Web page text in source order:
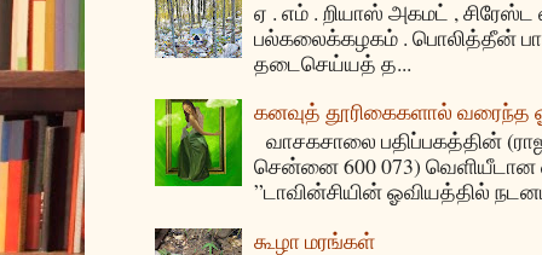
ஏ . எம் . றியாஸ் அகமட் , சிரேஸ்ட
பல்கலைக்கழகம் . பொலித்தீன்
தடைசெய்யத் த...
கனவுத் தூரிகைகளால்
வாசகசாலை பதிப்பகத்தின்
சென்னை 600 073)
”டாவின்சியின் ஓவியத்தில்
கூழா மரங்கள்